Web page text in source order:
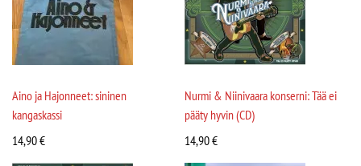
Aino ja Hajonneet: sininen
kangaskassi
14,90€
Nurmi & Niinivaara konserni: Tää ei
pääty hyvin (CD)
14,90€